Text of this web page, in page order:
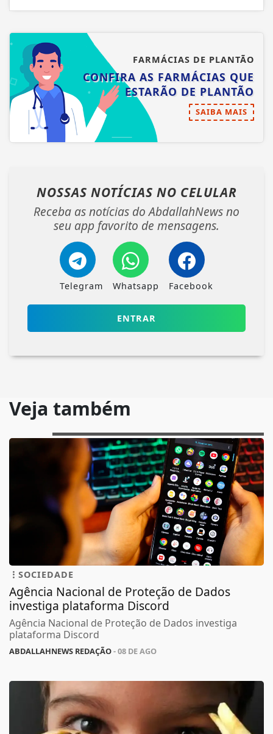
FARMÁCIAS DE PLANTÃO
CONFIRA AS FARMÁCIAS QUE
ESTARÃO DE PLANTÃO
SAIBA MAIS
NOSSAS NOTÍCIAS NO CELULAR
Receba as notícias do AbdallahNews no
seu app favorito de mensagens.
Telegram Whatsapp Facebook
ENTRAR
Veja também
SOCIEDADE
Agência Nacional de Proteção de Dados
investiga plataforma Discord
Agência Nacional de Proteção de Dados investiga
plataforma Discord
ABDALLAHNEWS REDAÇÃO- 08 DE AGO